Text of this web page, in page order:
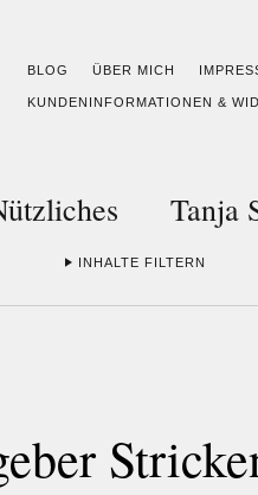
BLOG ÜBER MICH
KUNDENINFORMATIONEN &
Tanja
INHALTE FILTERN